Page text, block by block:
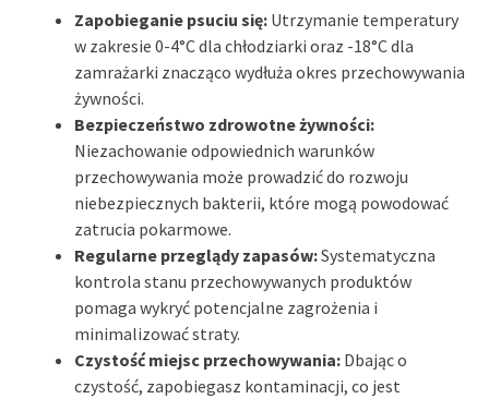
Zapobieganie psuciu się: Utrzymanie temperatury
w zakresie 0-4°C dla chłodziarki oraz -18°C dla
zamrażarki znacząco wydłuża okres przechowywania
żywności.
Bezpieczeństwo zdrowotne żywności:
Niezachowanie odpowiednich warunków
przechowywania może prowadzić do rozwoju
niebezpiecznych bakterii, które mogą powodować
zatrucia pokarmowe.
Regularne przeglądy zapasów:Systematyczna
kontrola stanu przechowywanych produktów
pomaga wykryć potencjalne zagrożenia i
minimalizować straty.
Czystość miejsc przechowywania: Dbając o
czystość, zapobiegasz kontaminacji, co jest